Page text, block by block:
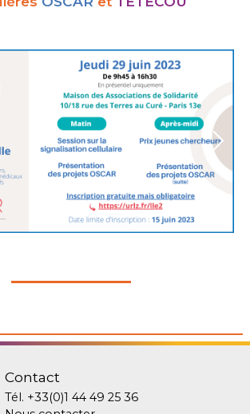
Contact
Tél. +33(0)1 44 49 25 36